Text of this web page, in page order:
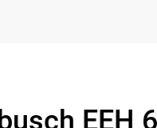
EEH